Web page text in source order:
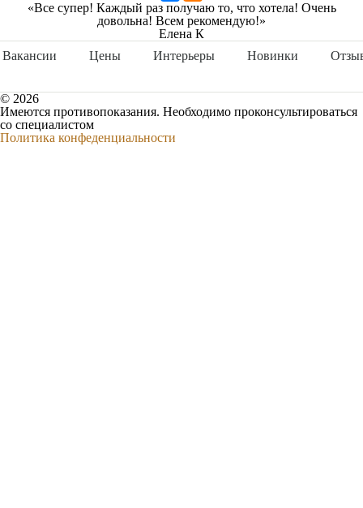
«Все супер! Каждый раз получаю то, что хотела! Очень
довольна! Всем рекомендую!»
Елена К
Вакансии
Цены Интерьеры Новинки
© 2026
Имеются противопоказания. Необходимо проконсультироваться
со специалистом
Политика конфеденциальности